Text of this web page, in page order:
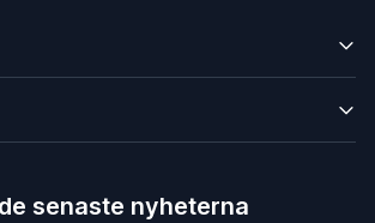
senaste nyheterna